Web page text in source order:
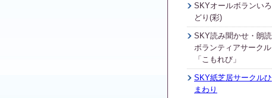
SKYオールボランいろ
どり(彩)
SKY読み聞かせ・朗読
ボランティアサークル
「こもれび」
SKY紙芝居サークルひ
まわり